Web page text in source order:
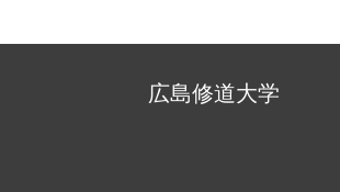
広島修道大学